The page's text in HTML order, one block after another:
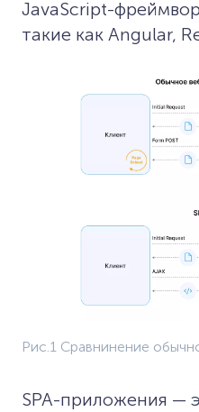
JavaScript-
такие как Angular,
Рис.1 Сравнинение
SPA-приложения —